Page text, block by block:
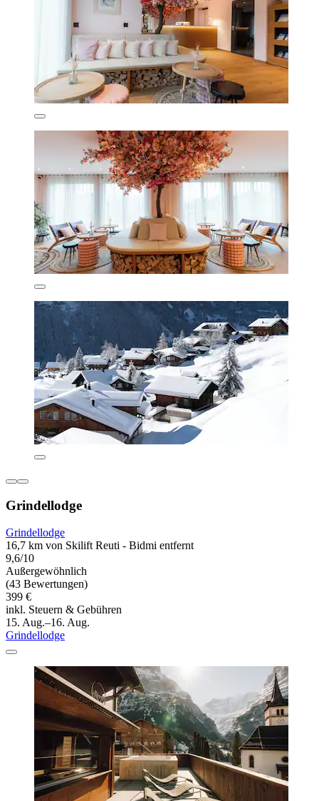
Grindellodge
Grindellodge
16,7 km von Skilift Reuti - Bidmi entfernt
9,6/10
Außergewöhnlich
(43 Bewertungen)
399 €
inkl. Steuern & Gebühren
15. Aug.–16. Aug.
Grindellodge